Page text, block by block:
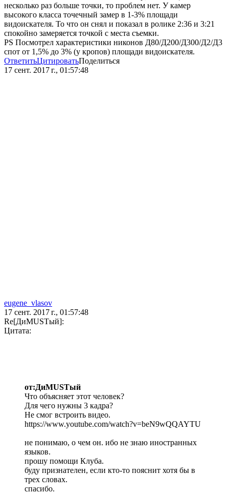
несколько раз больше точки, то проблем нет. У камер
высокого класса точечный замер в 1-3% площади
видоискателя. То что он снял и показал в ролике 2:36 и 3:21
спокойно замеряется точкой с места съемки.
PS Посмотрел характеристики никонов Д80/Д200/Д300/Д2/Д3
спот от 1,5% до 3% (у кропов) площади видоискателя.
ОтветитьЦитироватьПоделиться
17 сент. 2017 г., 01:57:48
eugene_vlasov
17 сент. 2017 г., 01:57:48
Re[ДиMUSTый]:
Цитата:
от:ДиMUSTый
Что объясняет этот человек?
Для чего нужны 3 кадра?
Не смог встроить видео.
https://www.youtube.com/watch?v=beN9wQQAYTU
не понимаю, о чем он. ибо не знаю иностранных
языков.
прошу помощи Клуба.
буду признателен, если кто-то пояснит хотя бы в
трех словах.
спасибо.